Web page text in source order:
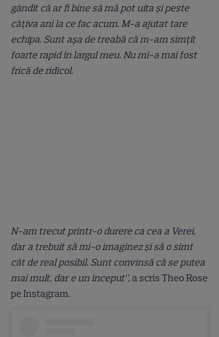
gândit că ar fi bine să mă pot uita și peste
câțiva ani la ce fac acum. M-a ajutat tare
echipa. Sunt așa de treabă că m-am simțit
foarte rapid în largul meu. Nu mi-a mai fost
frică de ridicol.
N-am trecut printr-o durere ca cea a Verei,
dar a trebuit să mi-o imaginez și să o simt
cât de real posibil. Sunt convinsă că se putea
mai mult, dar e un început”, a scris Theo Rose
pe Instagram.